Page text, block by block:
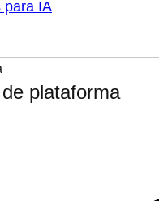
para IA
plataforma